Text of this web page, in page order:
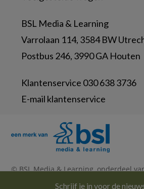
BSL Media & Learning
Varrolaan 114, 3584 BW
Postbus 246, 3990 GA Houten
Klantenservice 030 638 3736
E-mail klantenservice
© BSL Media & Learning, onderdeel
Schrijf je in voor de
Nieuwsbrief